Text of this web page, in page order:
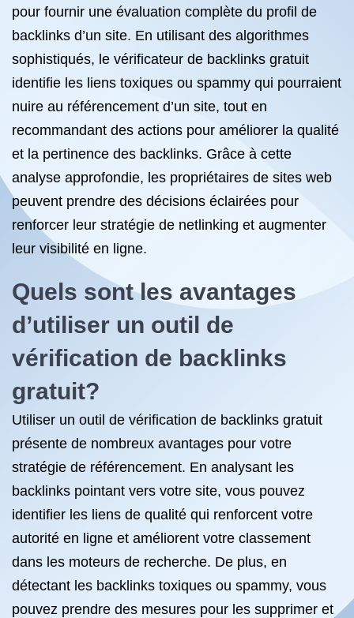
pour fournir une évaluation complète du profil de
backlinks d’un site. En utilisant des algorithmes
sophistiqués, le vérificateur de backlinks gratuit
identifie les liens toxiques ou spammy qui pourraient
nuire au référencement d’un site, tout en
recommandant des actions pour améliorer la qualité
et la pertinence des backlinks. Grâce à cette
analyse approfondie, les propriétaires de sites web
peuvent prendre des décisions éclairées pour
renforcer leur stratégie de netlinking et augmenter
leur visibilité en ligne.
Quels sont les avantages
d’utiliser un outil de
vérification de backlinks
gratuit?
Utiliser un outil de vérification de backlinks gratuit
présente de nombreux avantages pour votre
stratégie de référencement. En analysant les
backlinks pointant vers votre site, vous pouvez
identifier les liens de qualité qui renforcent votre
autorité en ligne et améliorent votre classement
dans les moteurs de recherche. De plus, en
détectant les backlinks toxiques ou spammy, vous
pouvez prendre des mesures pour les supprimer et